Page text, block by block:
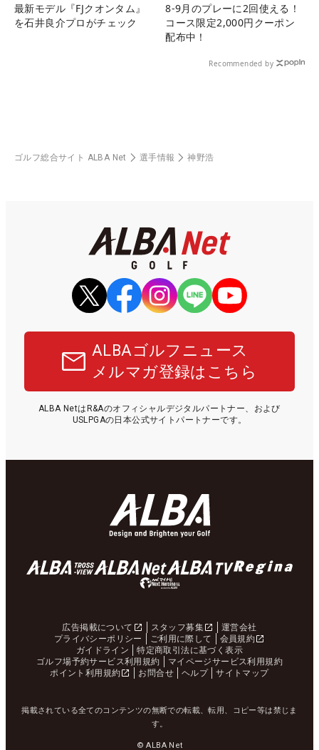
最新モデル『FJクオンタム』
を石井良介プロがチェック
8-9月のプレーに2回使える！
コース限定2,000円クーポン
配布中！
Recommended by
ゴルフ総合サイト ALBA Net 選手情報 神野浩
ALBAゴルフニュース
メルマガ登録はこちら
ALBA NetはR&Aのオフィシャルデジタルパートナー、および
USLPGAの日本公式サイトパートナーです。
広告掲載について スタッフ募集
運営会社
プライバシーポリシー
ご利用に際して
会員規約
ガイドライン
特定商取引法に基づく表示
ゴルフ場予約サービス利用規約
マイページサービス利用規約
ポイント利用規約
お問合せ ヘルプ サイトマップ
掲載されている全てのコンテンツの無断での転載、転用、コピー等は禁じま
す。
© ALBA Net